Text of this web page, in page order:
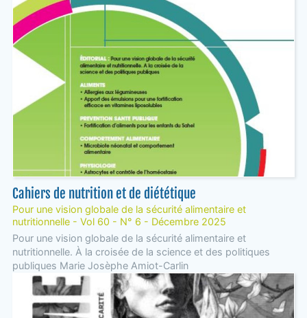
Cahiers de nutrition et de diététique
Pour une vision globale de la sécurité alimentaire et
nutritionnelle - Vol 60 - N° 6 - Décembre 2025
Pour une vision globale de la sécurité alimentaire et
nutritionnelle. À la croisée de la science et des politiques
publiques Marie Josèphe Amiot-Carlin